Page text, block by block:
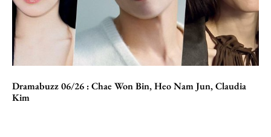
Dramabuzz 06/26 : Chae Won Bin, Heo Nam Jun, Claudia
Kim